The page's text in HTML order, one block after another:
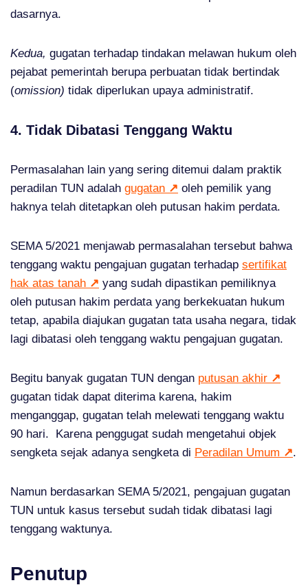
dasarnya.
Kedua, gugatan terhadap tindakan melawan hukum oleh
pejabat pemerintah berupa perbuatan tidak bertindak
(omission) tidak diperlukan upaya administratif.
4. Tidak Dibatasi Tenggang Waktu
Permasalahan lain yang sering ditemui dalam praktik
peradilan TUN adalah gugatan ↗ oleh pemilik yang
haknya telah ditetapkan oleh putusan hakim perdata.
SEMA 5/2021 menjawab permasalahan tersebut bahwa
tenggang waktu pengajuan gugatan terhadap sertifikat
hak atas tanah ↗ yang sudah dipastikan pemiliknya
oleh putusan hakim perdata yang berkekuatan hukum
tetap, apabila diajukan gugatan tata usaha negara, tidak
lagi dibatasi oleh tenggang waktu pengajuan gugatan.
Begitu banyak gugatan TUN dengan putusan akhir ↗
gugatan tidak dapat diterima karena, hakim
menganggap, gugatan telah melewati tenggang waktu
90 hari. Karena penggugat sudah mengetahui objek
sengketa sejak adanya sengketa di Peradilan Umum ↗.
Namun berdasarkan SEMA 5/2021, pengajuan gugatan
TUN untuk kasus tersebut sudah tidak dibatasi lagi
tenggang waktunya.
Penutup